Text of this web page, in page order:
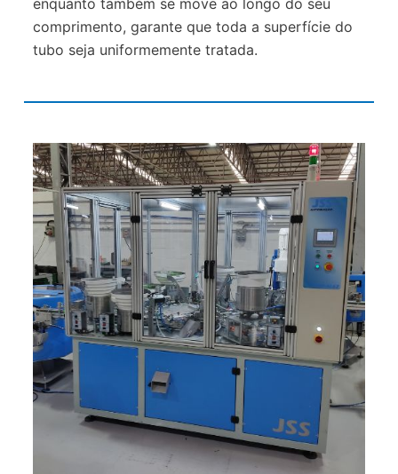
comprimento, garante que toda a superfície do
tubo seja uniformemente tratada.